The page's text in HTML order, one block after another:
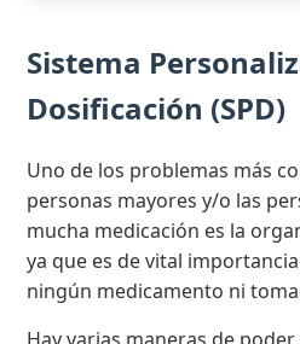
Sistema
Dosificación (SPD)
Uno de los problemas más
personas mayores y/o las
mucha medicación es la
ya que es de vital
ningún medicamento ni